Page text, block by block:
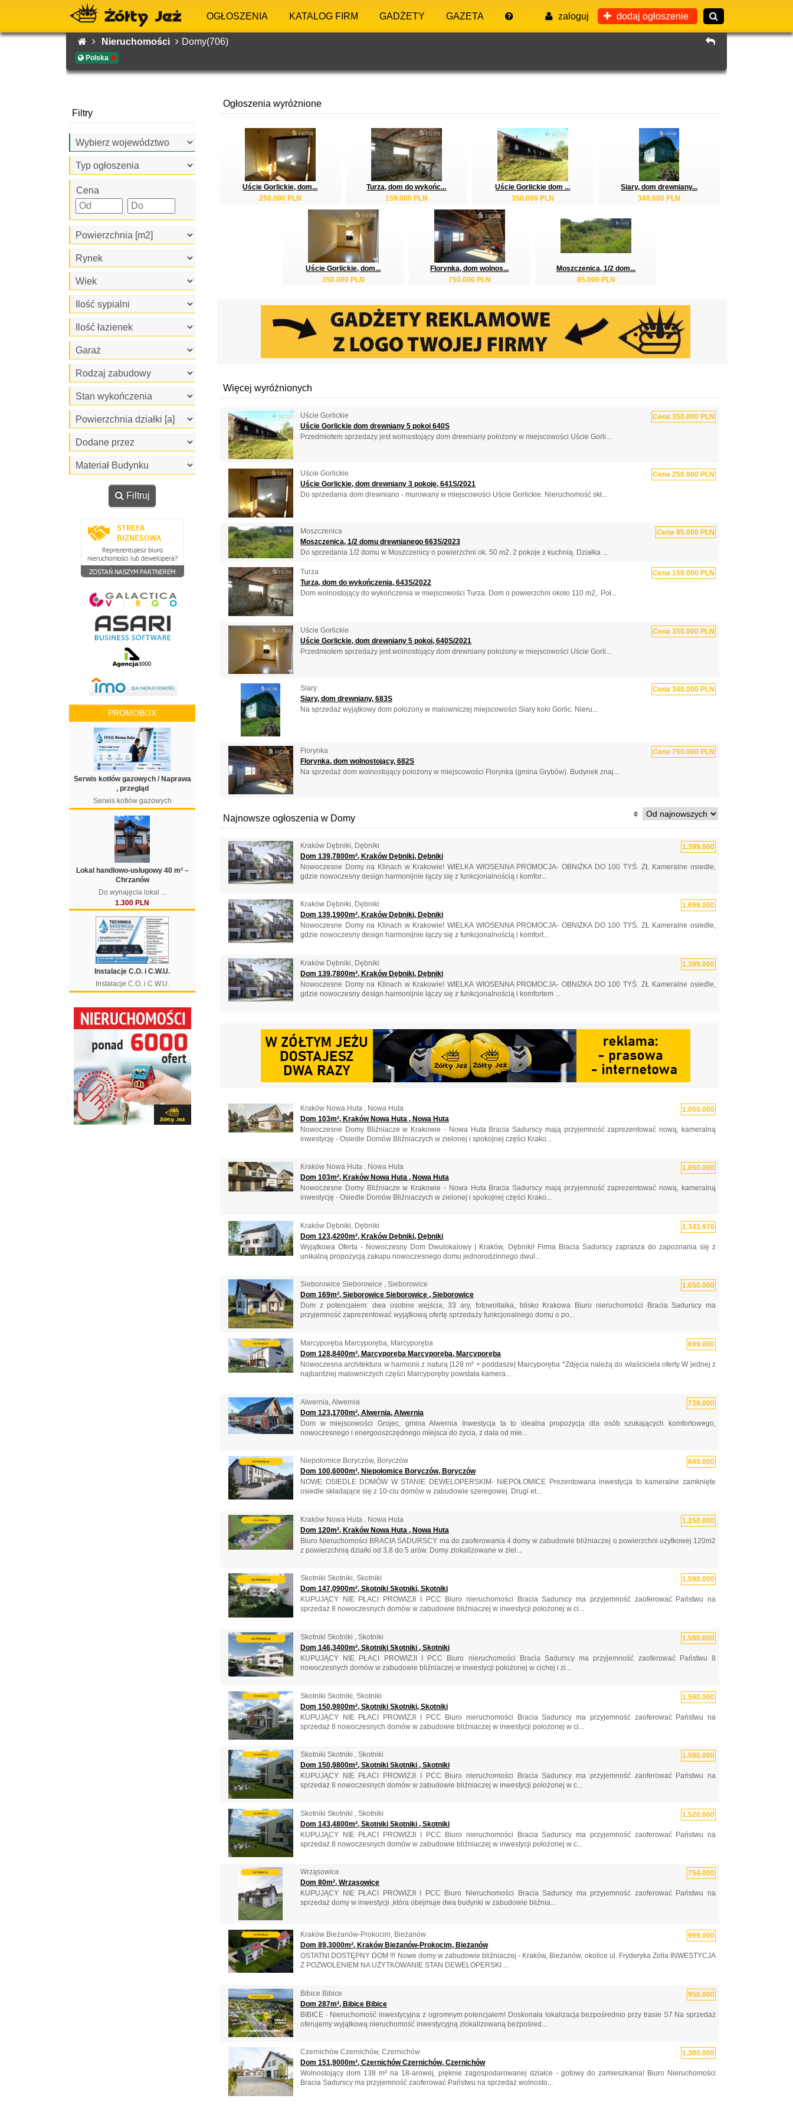
OGŁOSZENIA KATALOG FIRM GADŻETY GAZETA zaloguj dodaj ogłoszenie
Nieruchomości Domy(706)
Polska
Filtry
Cena
Filtruj
PROMOBOX
Serwis kotłów gazowych / Naprawa
, przegląd
Serwis kotłów gazowych
Lokal handlowo-usługowy 40 m² –
Chrzanów
Do wynajęcia lokal ...
1.300 PLN
Instalacje C.O. i C.W.U.
Instalacje C.O. i C.W.U.
Ogłoszenia wyróżnione
Uście Gorlickie, dom...
250.000 PLN
Turza, dom do wykońc...
159.000 PLN
Uście Gorlickie dom ...
350.000 PLN
Siary, dom drewniany...
340.000 PLN
Uście Gorlickie, dom...
350.000 PLN
Florynka, dom wolnos...
750.000 PLN
Moszczenica, 1/2 dom...
85.000 PLN
Więcej wyróżnionych
Uście Gorlickie Cena 350.000 PLN
Uście Gorlickie dom drewniany 5 pokoi 640S
Przedmiotem sprzedaży jest wolnostojący dom drewniany położony w miejscowości Uście Gorli...
Uście Gorlickie Cena 250.000 PLN
Uście Gorlickie, dom drewniany 3 pokoje, 641S/2021
Do sprzedania dom drewniano - murowany w miejscowości Uście Gorlickie. Nieruchomość skł...
Moszczenica Cena 85.000 PLN
Moszczenica, 1/2 domu drewnianego 663S/2023
Do sprzedania 1/2 domu w Moszczenicy o powierzchni ok. 50 m2. 2 pokoje z kuchnią. Działka ...
Turza Cena 159.000 PLN
Turza, dom do wykończenia, 643S/2022
Dom wolnostojący do wykończenia w miejscowości Turza. Dom o powierzchni około 110 m2,. Poł...
Uście Gorlickie Cena 350.000 PLN
Uście Gorlickie, dom drewniany 5 pokoi, 640S/2021
Przedmiotem sprzedaży jest wolnostojący dom drewniany położony w miejscowości Uście Gorli...
Siary Cena 340.000 PLN
Siary, dom drewniany, 683S
Na sprzedaż wyjątkowy dom położony w malowniczej miejscowości Siary koło Gorlic. Nieru...
Florynka Cena 750.000 PLN
Florynka, dom wolnostojący, 682S
Na sprzedaż dom wolnostojący położony w miejscowości Florynka (gmina Grybów). Budynek znaj...
Najnowsze ogłoszenia w Domy
1.399.000
Kraków Dębniki, Dębniki
Dom 139,7800m², Kraków Dębniki, Dębniki
Nowoczesne Domy na Klinach w Krakowie! WIELKA WIOSENNA PROMOCJA- OBNIŻKA DO 100 TYŚ. ZŁ Kameralne osiedle,
gdzie nowoczesny design harmonijnie łączy się z funkcjonalnością i komfor...
1.699.000
Kraków Dębniki, Dębniki
Dom 139,1900m², Kraków Dębniki, Dębniki
Nowoczesne Domy na Klinach w Krakowie! WIELKA WIOSENNA PROMOCJA- OBNIŻKA DO 100 TYŚ. ZŁ Kameralne osiedle,
gdzie nowoczesny design harmonijnie łączy się z funkcjonalnością i komfort...
1.399.000
Kraków Dębniki, Dębniki
Dom 139,7800m², Kraków Dębniki, Dębniki
Nowoczesne Domy na Klinach w Krakowie! WIELKA WIOSENNA PROMOCJA- OBNIŻKA DO 100 TYŚ. ZŁ Kameralne osiedle,
gdzie nowoczesny design harmonijnie łączy się z funkcjonalnością i komfortem ...
1.050.000
Kraków Nowa Huta , Nowa Huta
Dom 103m², Kraków Nowa Huta , Nowa Huta
Nowoczesne Domy Bliźniacze w Krakowie - Nowa Huta Bracia Sadurscy mają przyjemność zaprezentować nową, kameralną
inwestycję - Osiedle Domów Bliźniaczych w zielonej i spokojnej części Krako...
1.050.000
Kraków Nowa Huta , Nowa Huta
Dom 103m², Kraków Nowa Huta , Nowa Huta
Nowoczesne Domy Bliźniacze w Krakowie - Nowa Huta Bracia Sadurscy mają przyjemność zaprezentować nową, kameralną
inwestycję - Osiedle Domów Bliźniaczych w zielonej i spokojnej części Krako...
1.343.970
Kraków Dębniki, Dębniki
Dom 123,4200m², Kraków Dębniki, Dębniki
Wyjątkowa Oferta - Nowoczesny Dom Dwulokalowy | Kraków, Dębniki! Firma Bracia Sadurscy zaprasza do zapoznania się z
unikalną propozycją zakupu nowoczesnego domu jednorodzinnego dwul...
1.650.000
Sieborowice Sieborowice , Sieborowice
Dom 169m², Sieborowice Sieborowice , Sieborowice
Dom z potencjałem: dwa osobne wejścia, 33 ary, fotowoltaika, blisko Krakowa Biuro nieruchomości Bracia Sadurscy ma
przyjemność zaprezentować wyjątkową ofertę sprzedaży funkcjonalnego domu o po...
699.000
Marcyporęba Marcyporęba, Marcyporęba
Dom 128,8400m², Marcyporęba Marcyporęba, Marcyporęba
Nowoczesna architektura w harmonii z naturą |128 m² + poddasze| Marcyporęba *Zdjęcia należą do właściciela oferty W jednej z
najbardziej malowniczych części Marcyporęby powstała kamera...
739.000
Alwernia, Alwernia
Dom 123,1700m², Alwernia, Alwernia
Dom w miejscowości Grojec, gmina Alwernia Inwestycja ta to idealna propozycja dla osób szukających komfortowego,
nowoczesnego i energooszczędnego miejsca do życia, z dala od mie...
849.000
Niepołomice Boryczów, Boryczów
Dom 100,6000m², Niepołomice Boryczów, Boryczów
NOWE OSIEDLE DOMÓW W STANIE DEWELOPERSKIM- NIEPOŁOMICE Prezentowana inwestycja to kameralne zamknięte
osiedle składające się z 10-ciu domów w zabudowie szeregowej. Drugi et...
1.250.000
Kraków Nowa Huta , Nowa Huta
Dom 120m², Kraków Nowa Huta , Nowa Huta
Biuro Nieruchomości BRACIA SADURSCY ma do zaoferowania 4 domy w zabudowie bliźniaczej o powierzchni użytkowej 120m2
z powierzchnią działki od 3,8 do 5 arów. Domy zlokalizowane w ziel...
1.590.000
Skotniki Skotniki, Skotniki
Dom 147,0900m², Skotniki Skotniki, Skotniki
KUPUJĄCY NIE PŁACI PROWIZJI I PCC Biuro nieruchomości Bracia Sadurscy ma przyjemność zaoferować Państwu na
sprzedaż 8 nowoczesnych domów w zabudowie bliźniaczej w inwestycji położonej w ci...
1.590.000
Skotniki Skotniki , Skotniki
Dom 146,3400m², Skotniki Skotniki , Skotniki
KUPUJĄCY NIE PŁACI PROWIZJI I PCC Biuro nieruchomości Bracia Sadurscy ma przyjemność zaoferować Państwu 8
nowoczesnych domów w zabudowie bliźniaczej w inwestycji położonej w cichej i zi...
1.590.000
Skotniki Skotniki, Skotniki
Dom 150,9800m², Skotniki Skotniki, Skotniki
KUPUJĄCY NIE PŁACI PROWIZJI I PCC Biuro nieruchomości Bracia Sadurscy ma przyjemność zaoferować Państwu na
sprzedaż 8 nowoczesnych domów w zabudowie bliźniaczej w inwestycji położonej w ci...
1.590.000
Skotniki Skotniki , Skotniki
Dom 150,9800m², Skotniki Skotniki , Skotniki
KUPUJĄCY NIE PŁACI PROWIZJI I PCC Biuro nieruchomości Bracia Sadurscy ma przyjemność zaoferować Państwu na
sprzedaż 8 nowoczesnych domów w zabudowie bliźniaczej w inwestycji położonej w c...
1.520.000
Skotniki Skotniki , Skotniki
Dom 143,4800m², Skotniki Skotniki , Skotniki
KUPUJĄCY NIE PŁACI PROWIZJI I PCC Biuro nieruchomości Bracia Sadurscy ma przyjemność zaoferować Państwu na
sprzedaż 8 nowoczesnych domów w zabudowie bliźniaczej w inwestycji położonej w c...
754.000
Wrząsowice
Dom 80m², Wrząsowice
KUPUJĄCY NIE PŁACI PROWIZJI I PCC Biuro Nieruchomości Bracia Sadurscy ma przyjemność zaoferować Państwu na
sprzedaż domy w inwestycji ,która obejmuje dwa budynki w zabudowie bliźnia...
999.000
Kraków Bieżanów-Prokocim, Bieżanów
Dom 89,3000m², Kraków Bieżanów-Prokocim, Bieżanów
OSTATNI DOSTĘPNY DOM !!! Nowe domy w zabudowie bliźniaczej - Kraków, Bieżanów, okolice ul. Fryderyka Zolla INWESTYCJA
Z POZWOLENIEM NA UŻYTKOWANIE STAN DEWELOPERSKI ...
950.000
Bibice Bibice
Dom 287m², Bibice Bibice
BIBICE - Nieruchomość inwestycyjna z ogromnym potencjałem! Doskonała lokalizacja bezpośrednio przy trasie S7 Na sprzedaż
oferujemy wyjątkową nieruchomość inwestycyjną zlokalizowaną bezpośred...
1.300.000
Czernichów Czernichów, Czernichów
Dom 151,9000m², Czernichów Czernichów, Czernichów
Wolnostojący dom 138 m² na 18-arowej, pięknie zagospodarowanej działce - gotowy do zamieszkania! Biuro Nieruchomości
Bracia Sadurscy ma przyjemność zaoferować Państwu na sprzedaż wolnosto...